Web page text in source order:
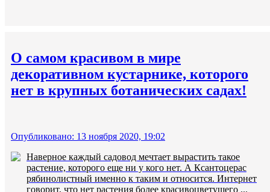
О самом красивом в мире
декоративном кустарнике, которого
нет в крупных ботанических садах!
Опубликовано: 13 ноября 2020, 19:02
Наверное каждый садовод мечтает вырастить такое
растение, которого еще ни у кого нет. А Ксантоцерас
рябинолистный именно к таким и относится. Интернет
говорит, что нет растения более красивоцветущего ...